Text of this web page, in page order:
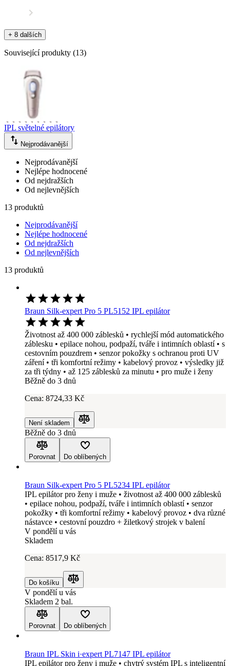
+ 8 dalších
Související produkty (13)
IPL světelné epilátory
Nejprodávanější
Nejprodávanější
Nejlépe hodnocené
Od nejdražších
Od nejlevnějších
13 produktů
Nejprodávanější
Nejlépe hodnocené
Od nejdražších
Od nejlevnějších
13 produktů
Braun Silk-expert Pro 5 PL5152 IPL epilátor
Životnost až 400 000 záblesků • rychlejší mód automatického
záblesku • epilace nohou, podpaží, tváře i intimních oblastí • s
cestovním pouzdrem • senzor pokožky s ochranou proti UV
záření • tři komfortní režimy • kabelový provoz • výsledky již
za tři týdny • až 125 záblesků za minutu • pro muže i ženy
Běžně do 3 dnů
Cena: 8724,33 Kč
Není skladem
Porovnat
Běžně do 3 dnů
Porovnat Do oblíbených
Braun Silk-expert Pro 5 PL5234 IPL epilátor
IPL epilátor pro ženy i muže • životnost až 400 000 záblesků
• epilace nohou, podpaží, tváře i intimních oblastí • senzor
pokožky • tři komfortní režimy • kabelový provoz • dva různé
nástavce • cestovní pouzdro + žiletkový strojek v balení
V pondělí u vás
Skladem
Cena: 8517,9 Kč
Do košíku
Porovnat
V pondělí u vás
Skladem 2 bal.
Porovnat Do oblíbených
Braun IPL Skin i·expert PL7147 IPL epilátor
IPL epilátor pro ženy i muže • chytrý systém IPL s inteligentní